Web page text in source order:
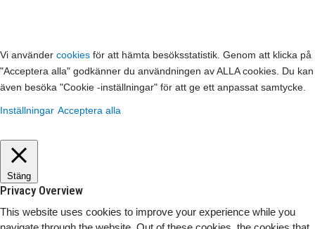
Vi använder cookies för att hämta besöksstatistik. Genom att klicka på
"Acceptera alla" godkänner du användningen av ALLA cookies. Du kan
även besöka "Cookie -inställningar" för att ge ett anpassat samtycke.
Inställningar Acceptera alla
Stäng
Privacy Overview
This website uses cookies to improve your experience while you